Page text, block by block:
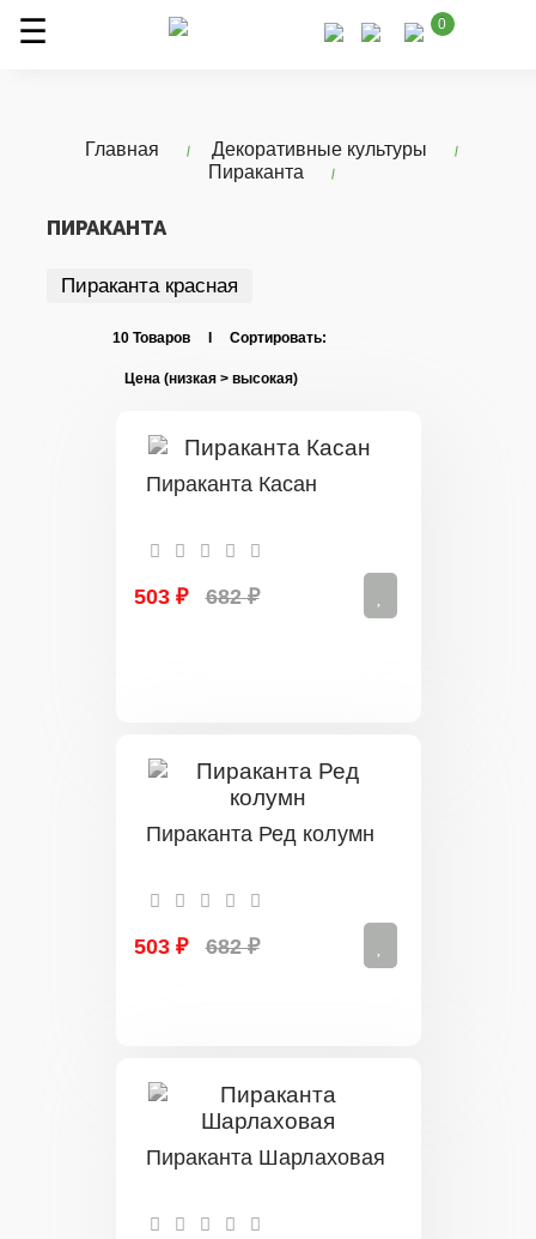
0
Главная
Декоративные культуры
Пираканта
ПИРАКАНТА
Пираканта красная
10 Товаров I Сортировать:
Пираканта Касан
503 ₽ 682 ₽
Пираканта Ред колумн
503 ₽ 682 ₽
Пираканта Шарлаховая